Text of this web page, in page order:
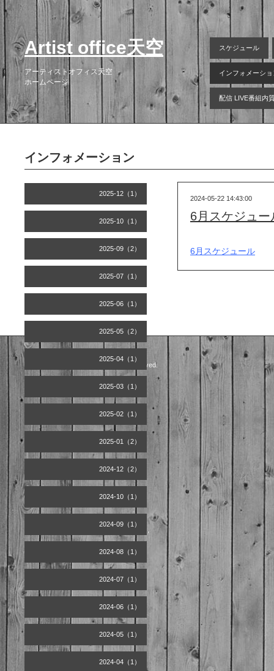
Artist office天空
アーティストオフィス天空
ホームページ
スケジュール
インフォメーショ
配信 LIVE番組内
2025-12（1）
2025-10（1）
2025-09（2）
2025-07（1）
2025-06（1）
2025-05（2）
2025-04（1）
2025-03（1）
2025-02（1）
2025-01（2）
2024-12（2）
2024-10（1）
2024-09（1）
2024-08（1）
2024-07（1）
2024-06（1）
2024-05（1）
2024-04（1）
インフォメーション
2024-05-22 14:43:00
6月スケジュ
6月スケジュール
. All Rights Reserved.